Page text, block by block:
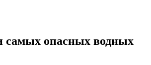
самых опасных водных